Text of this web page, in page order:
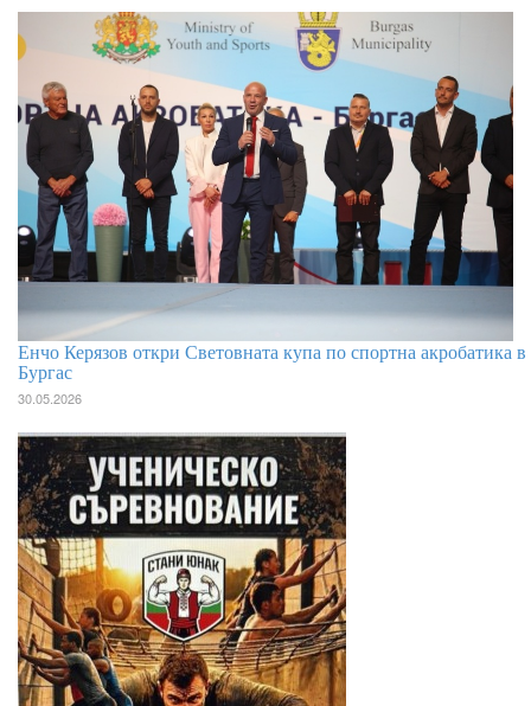
Енчо Керязов откри Световната купа по спортна акробатика в
Бургас
30.05.2026